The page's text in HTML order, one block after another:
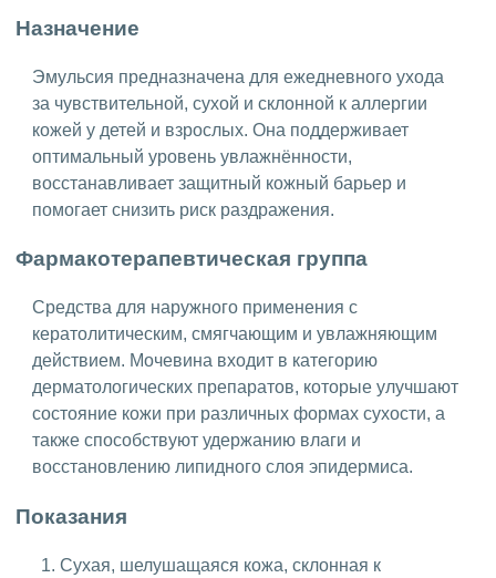
Назначение
Эмульсия предназначена для ежедневного ухода
за чувствительной, сухой и склонной к аллергии
кожей у детей и взрослых. Она поддерживает
оптимальный уровень увлажнённости,
восстанавливает защитный кожный барьер и
помогает снизить риск раздражения.
Фармакотерапевтическая группа
Средства для наружного применения с
кератолитическим, смягчающим и увлажняющим
действием. Мочевина входит в категорию
дерматологических препаратов, которые улучшают
состояние кожи при различных формах сухости, а
также способствуют удержанию влаги и
восстановлению липидного слоя эпидермиса.
Показания
Сухая, шелушащаяся кожа, склонная к